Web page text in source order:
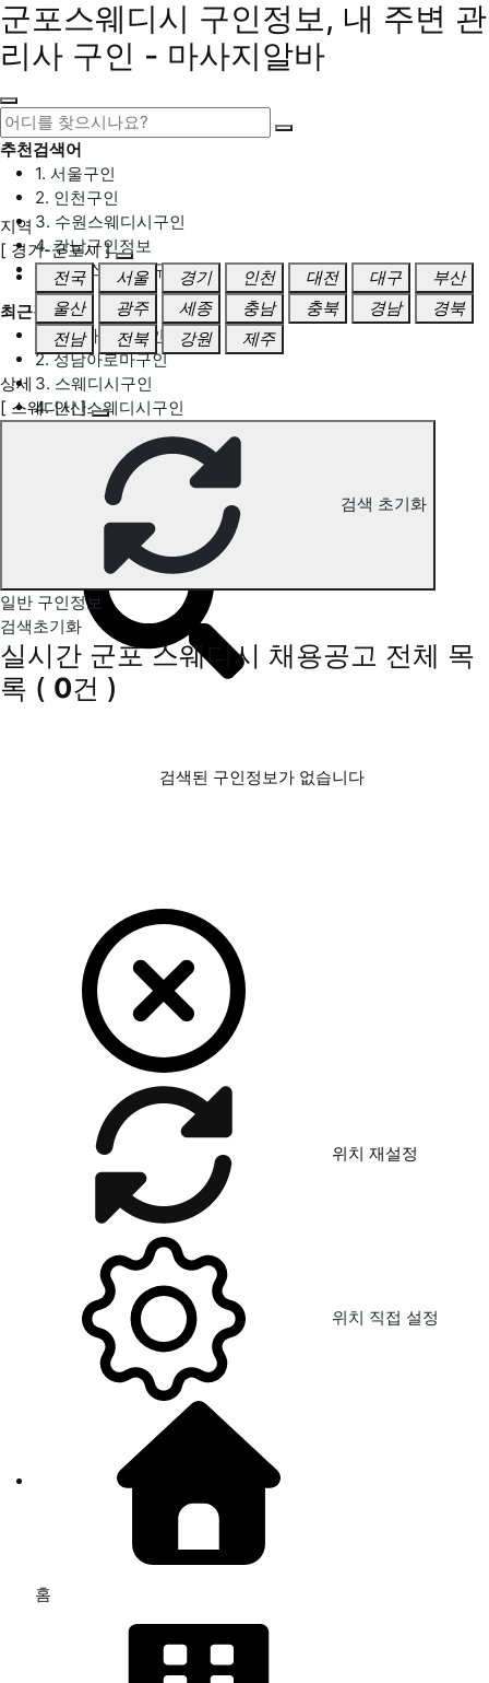
군포스웨디시 구인정보, 내 주변 관
리사 구인 - 마사지알바
추천검색어
1. 서울구인
2. 인천구인
3. 수원스웨디시구인
4. 강남구인정보
5. 동탄스웨디시구인
최근검색어
1. 일산마사지구인
2. 성남아로마구인
3. 스웨디시구인
4. 안산스웨디시구인
군포 스웨디시 구인정보
지역
[ 경기-군포시 ]
전국
서울 경기 인천 대전 대구
부산
울산
광주 세종 충남 충북 경남
경북
전남
전북 강원 제주
상세
[ 스웨디시 ]
검색 초기화
일반 구인정보
검색초기화
실시간 군포 스웨디시 채용공고 전체 목
록 ( 0건 )
검색된 구인정보가 없습니다
위치 재설정
위치 직접 설정
홈